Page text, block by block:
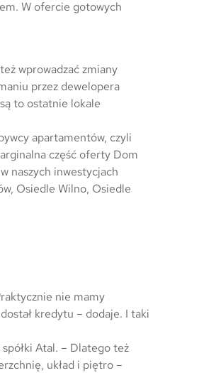
W ofercie gotowych
wprowadzać zmiany
przez dewelopera
to ostatnie lokale
apartamentów, czyli
część oferty Dom
naszych inwestycjach
Osiedle Wilno, Osiedle
nie mamy
kredytu – dodaje. I taki
Atal. – Dlatego też
układ i piętro –